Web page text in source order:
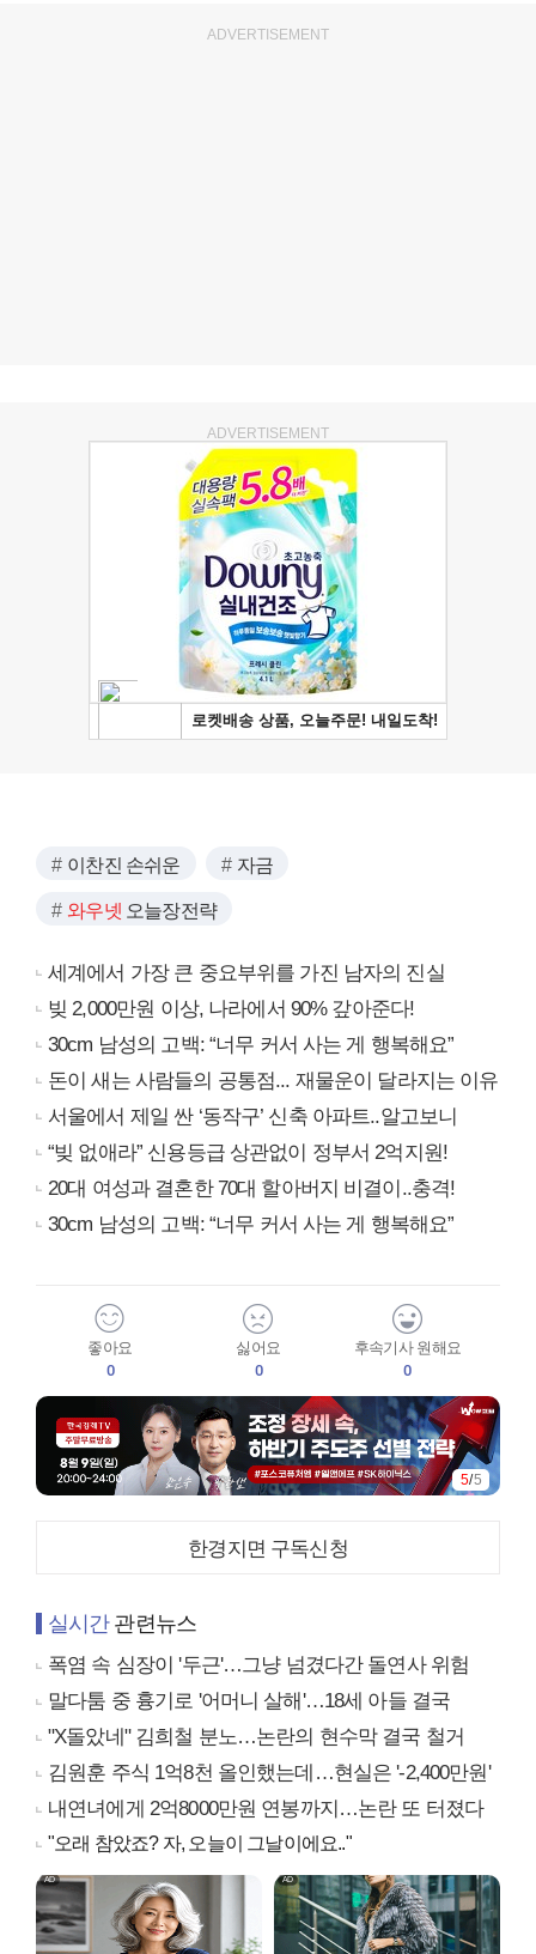
ADVERTISEMENT
ADVERTISEMENT
이찬진 손쉬운 자금
와우넷 오늘장전략
세계에서 가장 큰 중요부위를 가진 남자의 진실
빚 2,000만원 이상, 나라에서 90% 갚아준다!
30cm 남성의 고백: “너무 커서 사는 게 행복해요”
돈이 새는 사람들의 공통점... 재물운이 달라지는 이유
서울에서 제일 싼 ‘동작구’ 신축 아파트..알고보니
“빚 없애라” 신용등급 상관없이 정부서 2억지원!
20대 여성과 결혼한 70대 할아버지 비결이..충격!
30cm 남성의 고백: “너무 커서 사는 게 행복해요”
좋아요
0
싫어요
0
후속기사 원해요
0
5/5
한경지면 구독신청
실시간관련뉴스
폭염 속 심장이 '두근'…그냥 넘겼다간 돌연사 위험
말다툼 중 흉기로 '어머니 살해'…18세 아들 결국
"X돌았네" 김희철 분노…논란의 현수막 결국 철거
김원훈 주식 1억8천 올인했는데…현실은 '-2,400만원'
내연녀에게 2억8000만원 연봉까지…논란 또 터졌다
"오래 참았죠? 자, 오늘이 그날이에요.."